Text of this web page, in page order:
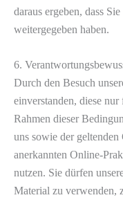
daraus ergeben, dass
weitergegeben haben.
6.
Durch den Besuch
einverstanden, diese
Rahmen dieser
uns sowie der
anerkannten Online-
nutzen. Sie dürfen
Material zu verwenden,